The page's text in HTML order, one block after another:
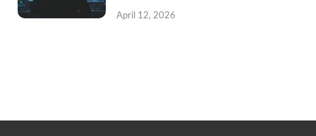
April 12, 2026